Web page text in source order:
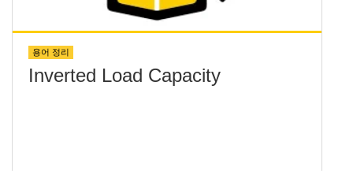
용어 정리
Inverted Load Capacity